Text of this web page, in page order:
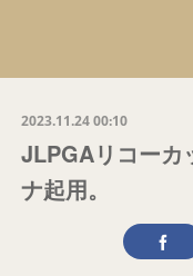
2023.11.24 00:10
JLPGAリコーカ
ナ起用。